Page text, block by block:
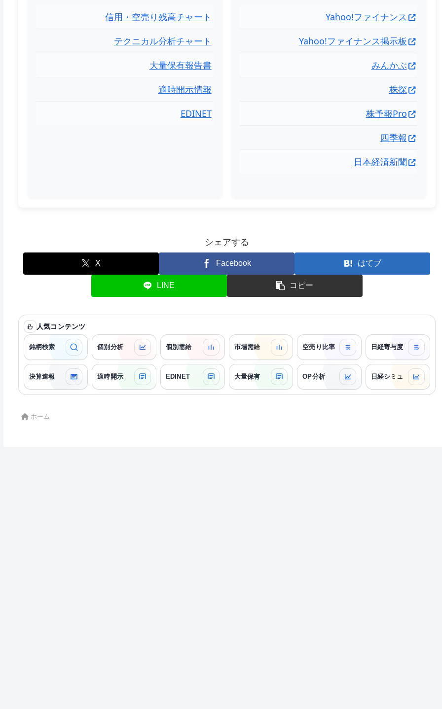
信用・空売り残高チャート
テクニカル分析チャート
大量保有報告書
適時開示情報
EDINET
Yahoo!ファイナンス
Yahoo!ファイナンス掲示板
みんかぶ
株探
株予報Pro
四季報
日本経済新聞
シェアする
X Facebook はてブ
LINE コピー
人気コンテンツ
銘柄検索 個別分析 個別需給 市場需給 空売り比率 日経寄与度
決算速報 適時開示 EDINET 大量保有 OP分析 日経シミュ
ホーム